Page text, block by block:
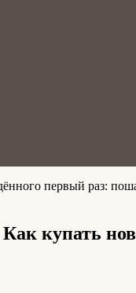
первый раз:
купать